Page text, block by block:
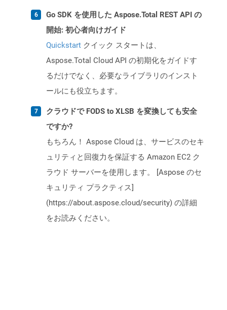
Go SDK を使用した Aspose.Total REST API の
開始: 初心者向けガイド
Quickstart クイック スタートは、
Aspose.Total Cloud API の初期化をガイドす
るだけでなく、必要なライブラリのインスト
ールにも役立ちます。
クラウドで FODS to XLSB を変換しても安全
ですか?
もちろん！ Aspose Cloud は、サービスのセキ
ュリティと回復力を保証する Amazon EC2 ク
ラウド サーバーを使用します。 [Aspose のセ
キュリティ プラクティス]
(https://about.aspose.cloud/security) の詳細
をお読みください。